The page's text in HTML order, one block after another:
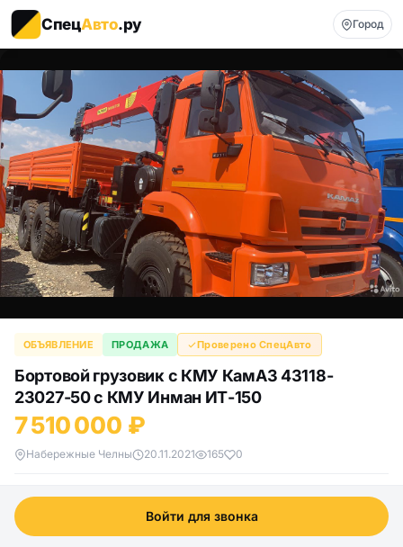
СпецАвто.ру Город
ОБЪЯВЛЕНИЕ ПРОДАЖА Проверено СпецАвто
Бортовой грузовик с КМУ КамАЗ 43118-
23027-50 с КМУ Инман ИТ-150
7 510 000 ₽
Набережные Челны 20.11.2021 165 0
Войти для звонка